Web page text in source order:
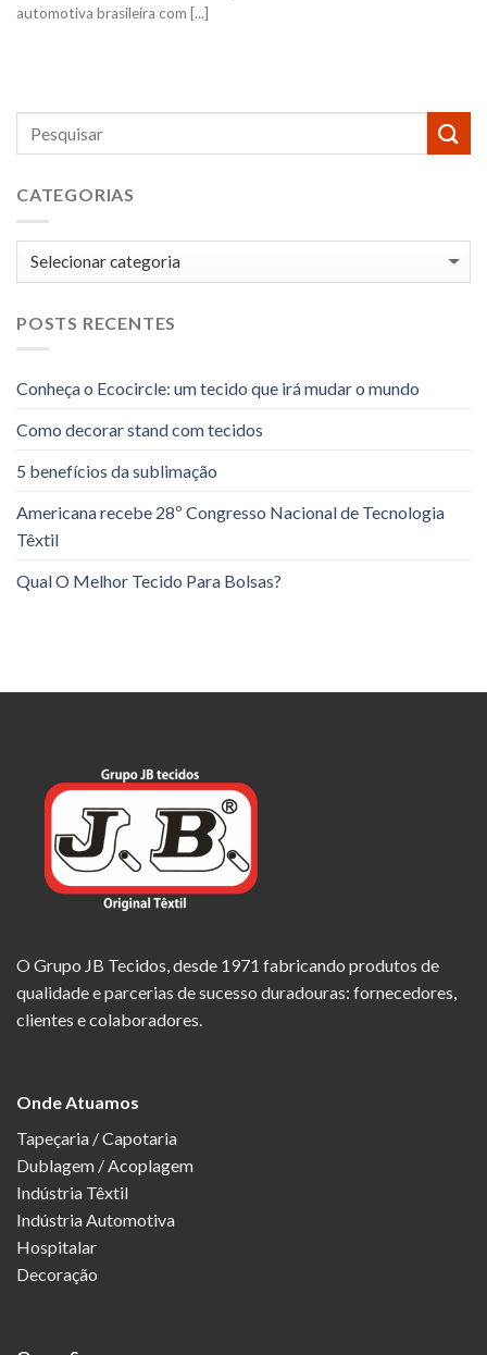
CATEGORIAS
Categorias
POSTS RECENTES
Conheça o Ecocircle: um tecido que irá mudar o mundo
Como decorar stand com tecidos
5 benefícios da sublimação
Americana recebe 28º Congresso Nacional de Tecnologia
Têxtil
Qual O Melhor Tecido Para Bolsas?
automotiva brasileira com [...]
O Grupo JB Tecidos, desde 1971 fabricando produtos de
qualidade e parcerias de sucesso duradouras: fornecedores,
clientes e colaboradores.
Onde Atuamos
Tapeçaria / Capotaria
Dublagem / Acoplagem
Indústria Têxtil
Indústria Automotiva
Hospitalar
Decoração